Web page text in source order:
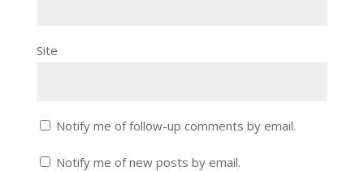
Site
Notify me of follow-up comments by email.
Notify me of new posts by email.